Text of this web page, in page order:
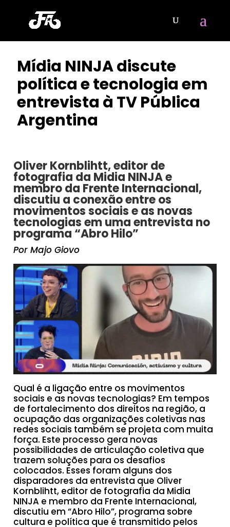
Mídia NINJA discute
política e tecnologia em
entrevista à TV Pública
Argentina
Oliver Kornblihtt, editor de
fotografia da Midia NINJA e
membro da Frente Internacional,
discutiu a conexão entre os
movimentos sociais e as novas
tecnologias em uma entrevista no
programa “Abro Hilo”
Por Majo Giovo
Qual é a ligação entre os movimentos
sociais e as novas tecnologias? Em tempos
de fortalecimento dos direitos na região, a
ocupação das organizações coletivas nas
redes sociais também se projeta com muita
força. Este processo gera novas
possibilidades de articulação coletiva que
trazem soluções para os desafios
colocados. Esses foram alguns dos
disparadores da entrevista que Oliver
Kornblihtt, editor de fotografia da Midia
NINJA e membro da Frente Internacional,
discutiu em “Abro Hilo”, programa sobre
cultura e política que é transmitido pelos